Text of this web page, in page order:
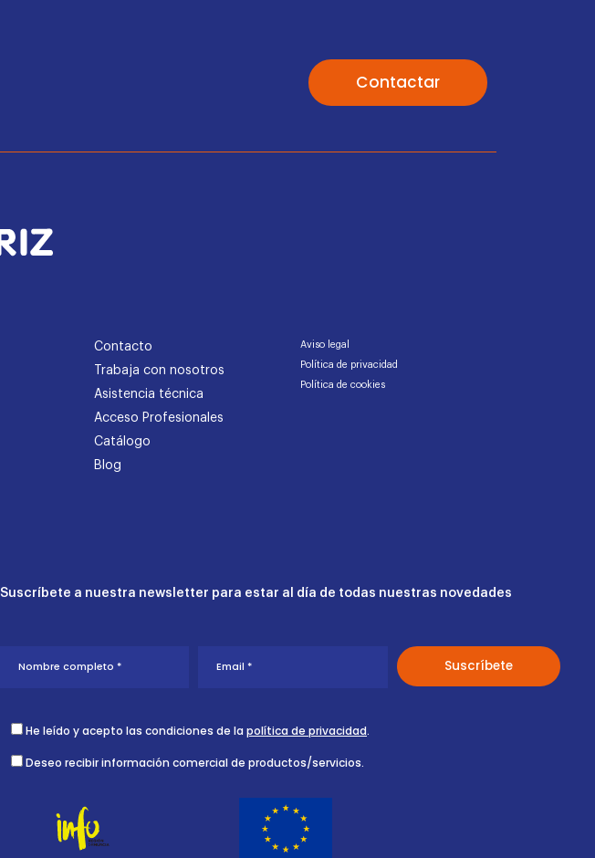
Contactar
Contacto
Trabaja con nosotros
Asistencia técnica
Acceso Profesionales
Catálogo
Blog
Aviso legal
Política de privacidad
Política de cookies
Suscríbete a nuestra newsletter para estar al día de todas nuestras novedades
He leído y acepto las condiciones de la política de privacidad.
Deseo recibir información comercial de productos/servicios.